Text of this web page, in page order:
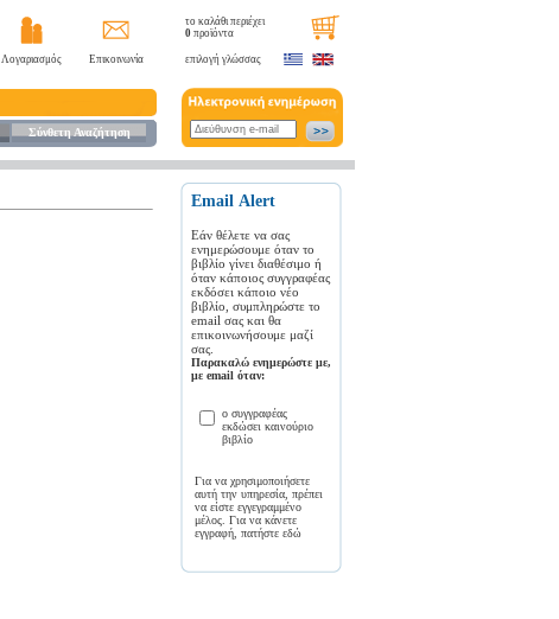
Λογαριασμός Επικοινωνία
Σύνθετη Αναζήτηση
το καλάθι περιέχει
0 προϊόντα
επιλογή γλώσσας
Εmail Αlert
Εάν θέλετε να σας
ενημερώσουμε όταν το
βιβλίο γίνει διαθέσιμο ή
όταν κάποιος συγγραφέας
εκδόσει κάποιο νέο
βιβλίο, συμπληρώστε το
email σας και θα
επικοινωνήσουμε μαζί
σας.
Παρακαλώ ενημερώστε με,
με email όταν:
ο συγγραφέας
εκδώσει καινούριο
βιβλίο
Για να χρησιμοποιήσετε
αυτή την υπηρεσία, πρέπει
να είστε εγγεγραμμένο
μέλος. Για να κάνετε
εγγραφή, πατήστε εδώ